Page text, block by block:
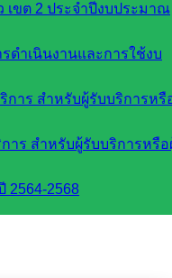
เขต 2 ประจำปีงบประมาณ
ดำเนินงานและการใช้งบ
การ สำหรับผู้รับบริการหรื
าร สำหรับผู้รับบริการหรือ
2564-2568